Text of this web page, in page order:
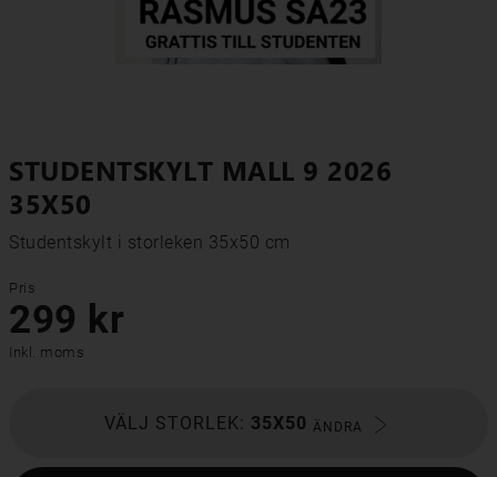
STUDENTSKYLT MALL 9 2026
35X50
Studentskylt i storleken 35x50 cm
Pris
299 kr
Inkl. moms
VÄLJ STORLEK: 35X50 ÄNDRA